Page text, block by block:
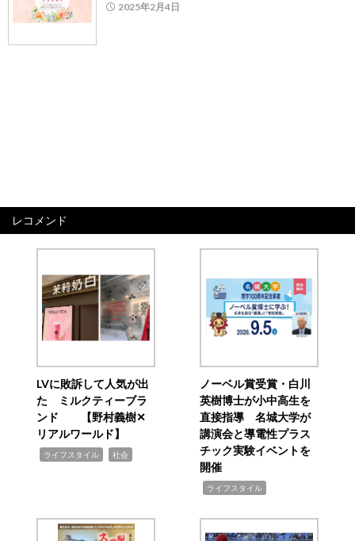
2025年2月4日
レコメンド
LVに敗訴して人気が出
た ミルクティーブラ
ンド 【野村義樹✕
リアルワールド】
ライフスタイル 社会
ノーベル賞受賞・白川
英樹博士が小中高生を
直接指導 名城大学が
講演会と導電性プラス
チック実験イベントを
開催
ライフスタイル